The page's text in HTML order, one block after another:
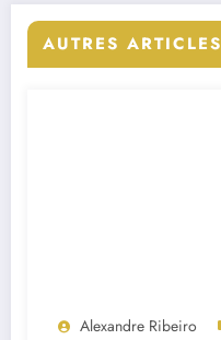
AUTRES ARTICLES
Alexandre Ribeiro